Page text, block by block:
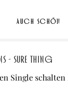
AUCH SCHÖN
- Sure Thing
Single schalten